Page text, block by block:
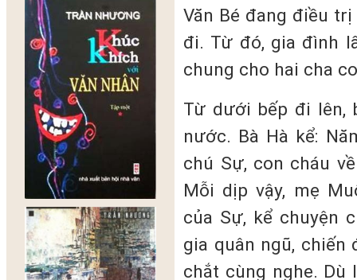
Văn Bé đang điều
đi. Từ đó, gia đình
chung cho hai cha
Từ dưới bếp đi lên,
nước. Bà Hà kể:
chú Sự, con cháu
Mỗi dịp vậy, mẹ
của Sự, kể chuyện
gia quân ngũ, chiến
chắt cùng nghe.